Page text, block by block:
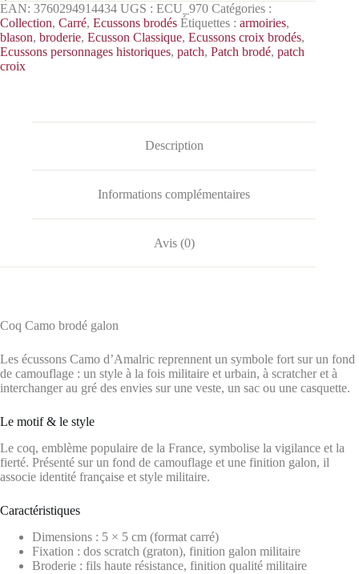
EAN: 3760294914434 UGS : ECU_970 Catégories :
Collection, Carré, Ecussons brodés Étiquettes : armoiries,
blason, broderie, Ecusson Classique, Ecussons croix brodés,
Ecussons personnages historiques, patch, Patch brodé, patch
croix
Description
Informations complémentaires
Avis (0)
Coq Camo brodé galon
Les écussons Camo d’Amalric reprennent un symbole fort sur un fond
de camouflage : un style à la fois militaire et urbain, à scratcher et à
interchanger au gré des envies sur une veste, un sac ou une casquette.
Le motif & le style
Le coq, emblème populaire de la France, symbolise la vigilance et la
fierté. Présenté sur un fond de camouflage et une finition galon, il
associe identité française et style militaire.
Caractéristiques
Dimensions : 5 × 5 cm (format carré)
Fixation : dos scratch (graton), finition galon militaire
Broderie : fils haute résistance, finition qualité militaire